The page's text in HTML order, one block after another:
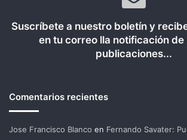
Suscríbete a nuestro boletín y
en tu correo lla notificación de
publicaciones...
Comentarios recientes
Jose Francisco Blanco en Fernando Savater: